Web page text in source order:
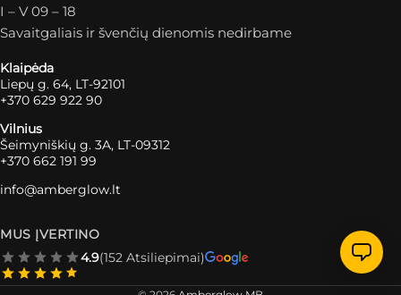
I – V 09 – 18
Savaitgaliais ir švenčių dienomis nedirbame
Klaipėda
Liepų g. 64, LT-92101
+370 629 922 90
Vilnius
Šeimyniškių g. 3A, LT-09312
+370 662 191 99
info@amberglow.lt
MUS ĮVERTINO
4.9(152 Atsiliepimai)